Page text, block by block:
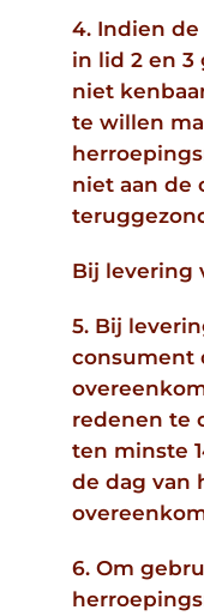
4. Indien
in lid 2 en
niet
te willen
niet aan de
Bij levering
5. Bij
consument
redenen te
ten minste
de dag van
6. Om